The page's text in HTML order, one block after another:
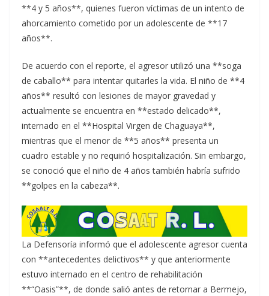
**4 y 5 años**, quienes fueron víctimas de un intento de
ahorcamiento cometido por un adolescente de **17
años**.
De acuerdo con el reporte, el agresor utilizó una **soga
de caballo** para intentar quitarles la vida. El niño de **4
años** resultó con lesiones de mayor gravedad y
actualmente se encuentra en **estado delicado**,
internado en el **Hospital Virgen de Chaguaya**,
mientras que el menor de **5 años** presenta un
cuadro estable y no requirió hospitalización. Sin embargo,
se conoció que el niño de 4 años también habría sufrido
**golpes en la cabeza**.
La Defensoría informó que el adolescente agresor cuenta
con **antecedentes delictivos** y que anteriormente
estuvo internado en el centro de rehabilitación
**“Oasis”**, de donde salió antes de retornar a Bermejo,